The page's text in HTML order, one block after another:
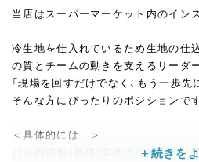
当店はスーパーマーケット内のイン
冷生地を仕入れているため生地の仕
の質とチームの動きを支えるリーダ
「現場を回すだけでなく、もう一歩先
そんな方にぴったりのポジションです
＜具体的には…＞
パンの成形・焼成（製造のクオリティ管